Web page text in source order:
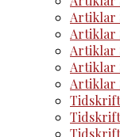
Artiklar
Artiklar
Artiklar
Artiklar
Artiklar